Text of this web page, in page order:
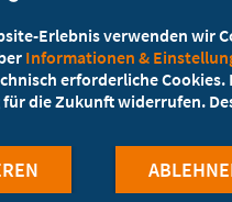
Erlebnis verwenden wir
Informationen &
erforderliche Cookies.
die Zukunft widerrufen.